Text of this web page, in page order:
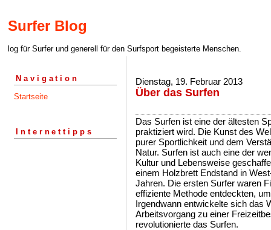
Surfer Blog
log für Surfer und generell für den Surfsport begeisterte Menschen.
Navigation
Startseite
Internettipps
Dienstag, 19. Februar 2013
Über das Surfen
Das Surfen ist eine der ältesten
praktiziert wird. Die Kunst des
purer Sportlichkeit und dem
Natur. Surfen ist auch eine der
Kultur und Lebensweise
einem Holzbrett Endstand in
Jahren. Die ersten Surfer waren
effiziente Methode entdeckten,
Irgendwann entwickelte sich das
Arbeitsvorgang zu einer
revolutionierte das Surfen.